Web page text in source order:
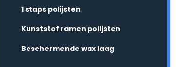
1 staps polijsten
Kunststof ramen polijsten
Beschermende wax laag